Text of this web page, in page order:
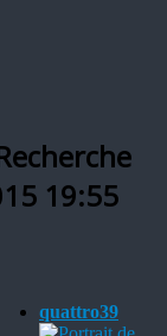
19:55
quattro39